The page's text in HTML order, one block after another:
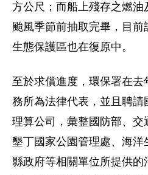
方公尺；而船上殘存之燃油
颱風季節前抽取完畢，目前
生態保護區也在復原中。
至於求償進度，環保署在
務所為法律代表，並且聘請
理算公司，彙整國防部、交
墾丁國家公園管理處、海洋
縣政府等相關單位所提供的